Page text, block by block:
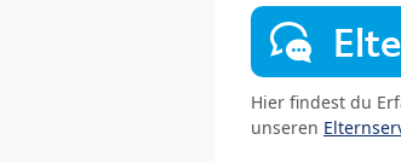
Hier findest du
unseren